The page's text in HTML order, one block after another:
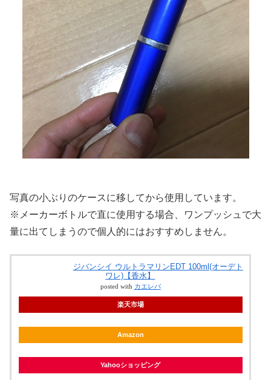
写真の小ぶりのケースに移してから使用しています。
※メーカーボトルで直に使用する場合、ワンプッシュで大
量に出てしまうので個人的にはおすすめしません。
ジバンシイ ウルトラマリンEDT 100ml(オーデト
ワレ)【香水】
posted with カエレバ
楽天市場
Amazon
Yahooショッピング